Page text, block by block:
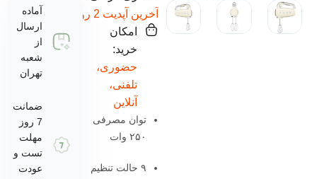
آخرین آپدیت 2 روز پیش
امکان
خرید:
حضوری،
تلفنی،
آنلاین
توان مصرفی
۲۵۰ وات
۹ حالت تنظیم
آماده
ارسال
از
شعبه
تهران
ضمانت
7 روز
مهلت
تست و
عودت